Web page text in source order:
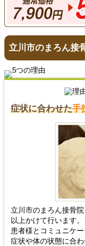
立川市のまろん接
症状に合わせた手
立川市のまろん接骨
以上かけて行います。
患者様とコミュニケ
症状や体の状態に合